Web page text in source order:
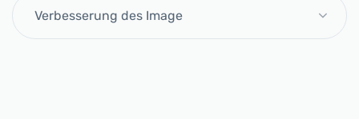
Verbesserung des Image